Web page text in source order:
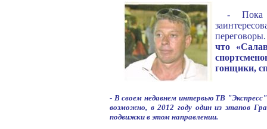
- Пока
что
гонщики,
- В своем недавнем интервью ТВ
возможно, в 2012 году один из этапов
подвижки в этом направлении.